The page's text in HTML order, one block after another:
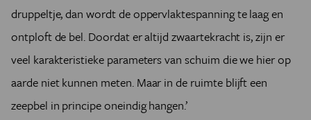
druppeltje, dan wordt de oppervlaktespanning te laag en
ontploft de bel. Doordat er altijd zwaartekracht is, zijn er
veel karakteristieke parameters van schuim die we hier op
aarde niet kunnen meten. Maar in de ruimte blijft een
zeepbel in principe oneindig hangen.’